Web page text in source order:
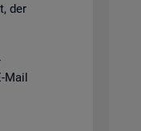
der
Mail